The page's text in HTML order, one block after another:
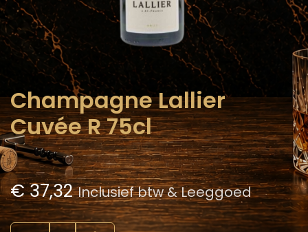
Champagne Lallier
Cuvée R 75cl
€37,32 Inclusief btw & Leeggoed